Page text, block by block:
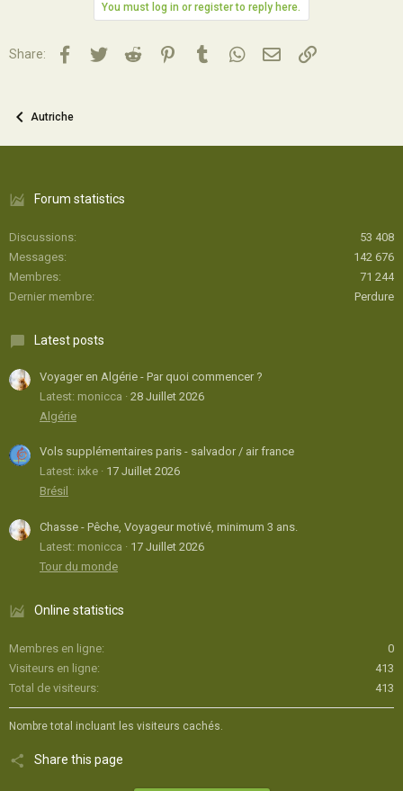
You must log in or register to reply here.
Share: Facebook
TwitterReddit PinterestTumblrWhatsApp
Email Lien
Autriche
Forum statistics
Discussions
53 408
Messages
142 676
Membres
71 244
Dernier membre
Perdure
Latest posts
Voyager en Algérie - Par quoi commencer ?
Latest: monicca
28 Juillet 2026
Algérie
Vols supplémentaires paris - salvador / air france
Latest: ixke
17 Juillet 2026
Brésil
Chasse - Pêche, Voyageur motivé, minimum 3 ans.
Latest: monicca
17 Juillet 2026
Tour du monde
Online statistics
Membres en ligne
0
Visiteurs en ligne
413
Total de visiteurs
413
Nombre total incluant les visiteurs cachés.
Share this page